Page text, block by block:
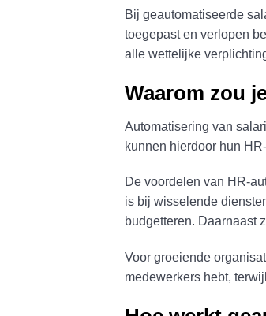
Bij geautomatiseerde
toegepast en verlopen
alle wettelijke
Waarom zou
Automatisering van
kunnen hierdoor hun
De voordelen van HR-
is bij wisselende
budgetteren. Daarnaast
Voor groeiende
medewerkers hebt,